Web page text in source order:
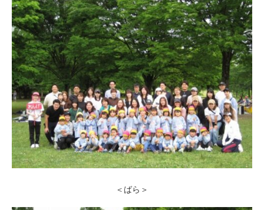
＜ばら＞